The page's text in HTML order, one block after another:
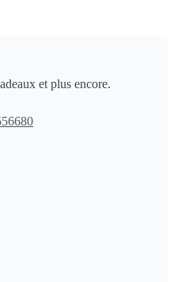
et plus encore.